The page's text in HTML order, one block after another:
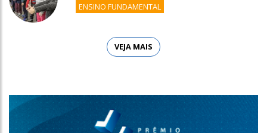
ENSINO FUNDAMENTAL
VEJA MAIS